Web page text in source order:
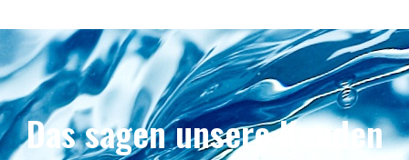
Das sagen unsere Kunden